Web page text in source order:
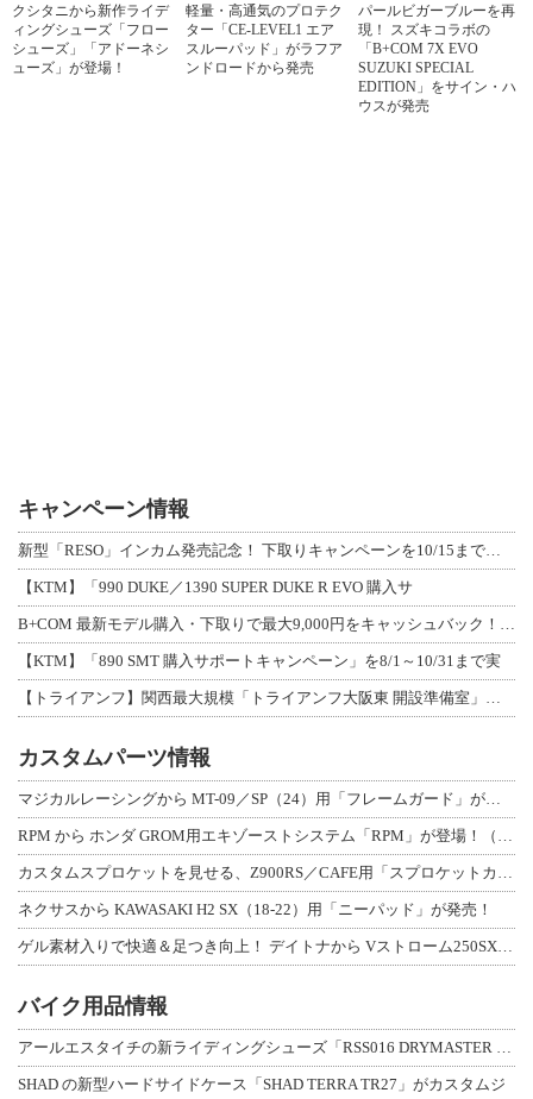
クシタニから新作ライデ
ィングシューズ「フロー
シューズ」「アドーネシ
ューズ」が登場！
軽量・高通気のプロテク
ター「CE-LEVEL1 エア
スルーパッド」がラフア
ンドロードから発売
パールビガーブルーを再
現！ スズキコラボの
「B+COM 7X EVO
SUZUKI SPECIAL
EDITION」をサイン・ハ
ウスが発売
キャンペーン情報
【KTM】「990 DUKE／1390 SUPER DUKE R EVO 購入サ
【KTM】「890 SMT 購入サポートキャンペーン」を8/1～10/31まで実
カスタムパーツ情報
ネクサスから KAWASAKI H2 SX（18-22）用「ニーパッド」が発売！
バイク用品情報
SHAD の新型ハードサイドケース「SHAD TERRA TR27」がカスタムジ